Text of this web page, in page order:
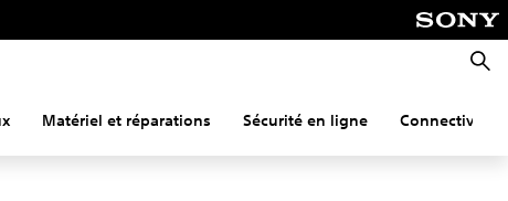
Matériel et réparations Sécurité en ligne Connectivité